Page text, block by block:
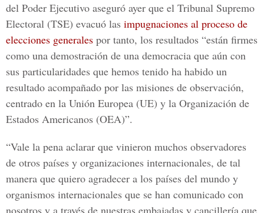
del Poder Ejecutivo aseguró ayer que el Tribunal Supremo
Electoral (TSE) evacuó las impugnaciones al proceso de
elecciones generales por tanto, los resultados “están firmes
como una demostración de una democracia que aún con
sus particularidades que hemos tenido ha habido un
resultado acompañado por las misiones de observación,
centrado en la Unión Europea (UE) y la Organización de
Estados Americanos (OEA)”.
“Vale la pena aclarar que vinieron muchos observadores
de otros países y organizaciones internacionales, de tal
manera que quiero agradecer a los países del mundo y
organismos internacionales que se han comunicado con
nosotros y a través de nuestras embajadas y cancillería que